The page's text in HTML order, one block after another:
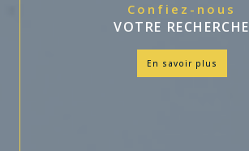
Confiez-nous
VOTRE RECHERCHE
en savoir plus